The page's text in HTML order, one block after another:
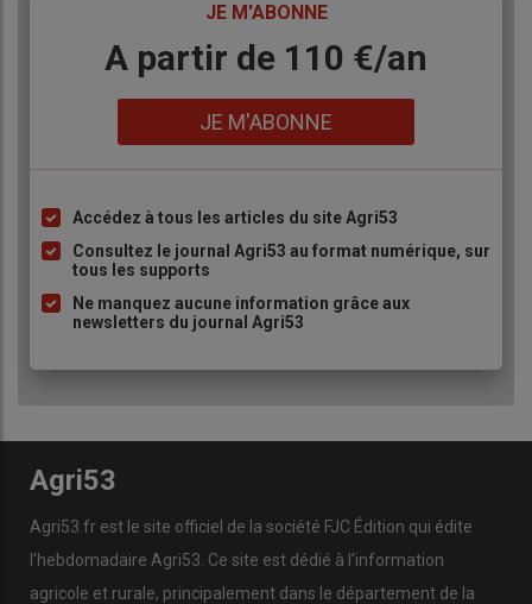
JE M'ABONNE
BodyA partir de 110 €/an
JE M'ABONNE
Liste
à
puce
Accédez à tous les articles du site Agri53
Consultez le journal Agri53 au format numérique, sur
tous les supports
Ne manquez aucune information grâce aux
newsletters du journal Agri53
Agri53
Agri53.fr est le site officiel de la société FJC Édition qui édite
l’hebdomadaire Agri53. Ce site est dédié à l’information
agricole et rurale, principalement dans le département de la